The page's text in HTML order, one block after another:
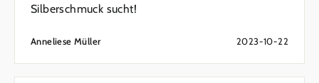
Silberschmuck sucht!
Anneliese Müller 2023-10-22